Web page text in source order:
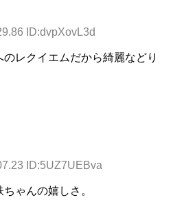
ID:dvpXovL3d
レクイエムだから綺麗などり
ID:5UZ7UEBva
ゃんの嬉しさ。